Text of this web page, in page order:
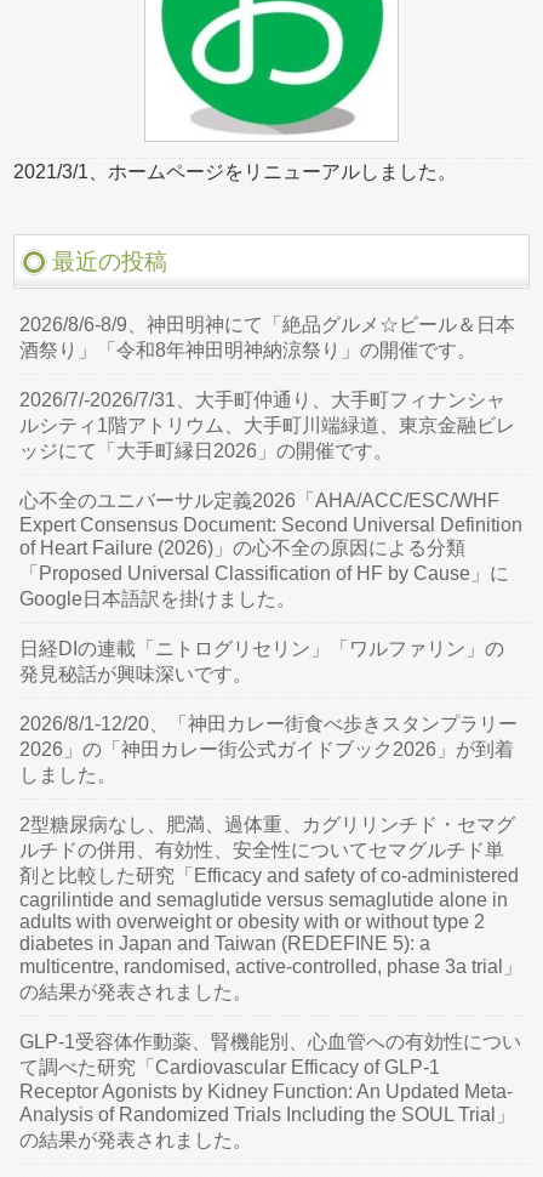
2021/3/1、ホームページをリニューアルしました。
最近の投稿
2026/8/6-8/9、神田明神にて「絶品グルメ☆ビール＆日本
酒祭り」「令和8年神田明神納涼祭り」の開催です。
2026/7/-2026/7/31、大手町仲通り、大手町フィナンシャ
ルシティ1階アトリウム、大手町川端緑道、東京金融ビレ
ッジにて「大手町縁日2026」の開催です。
心不全のユニバーサル定義2026「AHA/ACC/ESC/WHF
Expert Consensus Document: Second Universal Definition
of Heart Failure (2026)」の心不全の原因による分類
「Proposed Universal Classification of HF by Cause」に
Google日本語訳を掛けました。
日経DIの連載「ニトログリセリン」「ワルファリン」の
発見秘話が興味深いです。
2026/8/1-12/20、「神田カレー街食べ歩きスタンプラリー
2026」の「神田カレー街公式ガイドブック2026」が到着
しました。
2型糖尿病なし、肥満、過体重、カグリリンチド・セマグ
ルチドの併用、有効性、安全性についてセマグルチド単
剤と比較した研究「Efficacy and safety of co-administered
cagrilintide and semaglutide versus semaglutide alone in
adults with overweight or obesity with or without type 2
diabetes in Japan and Taiwan (REDEFINE 5): a
multicentre, randomised, active-controlled, phase 3a trial」
の結果が発表されました。
GLP-1受容体作動薬、腎機能別、心血管への有効性につい
て調べた研究「Cardiovascular Efficacy of GLP-1
Receptor Agonists by Kidney Function: An Updated Meta-
Analysis of Randomized Trials Including the SOUL Trial」
の結果が発表されました。